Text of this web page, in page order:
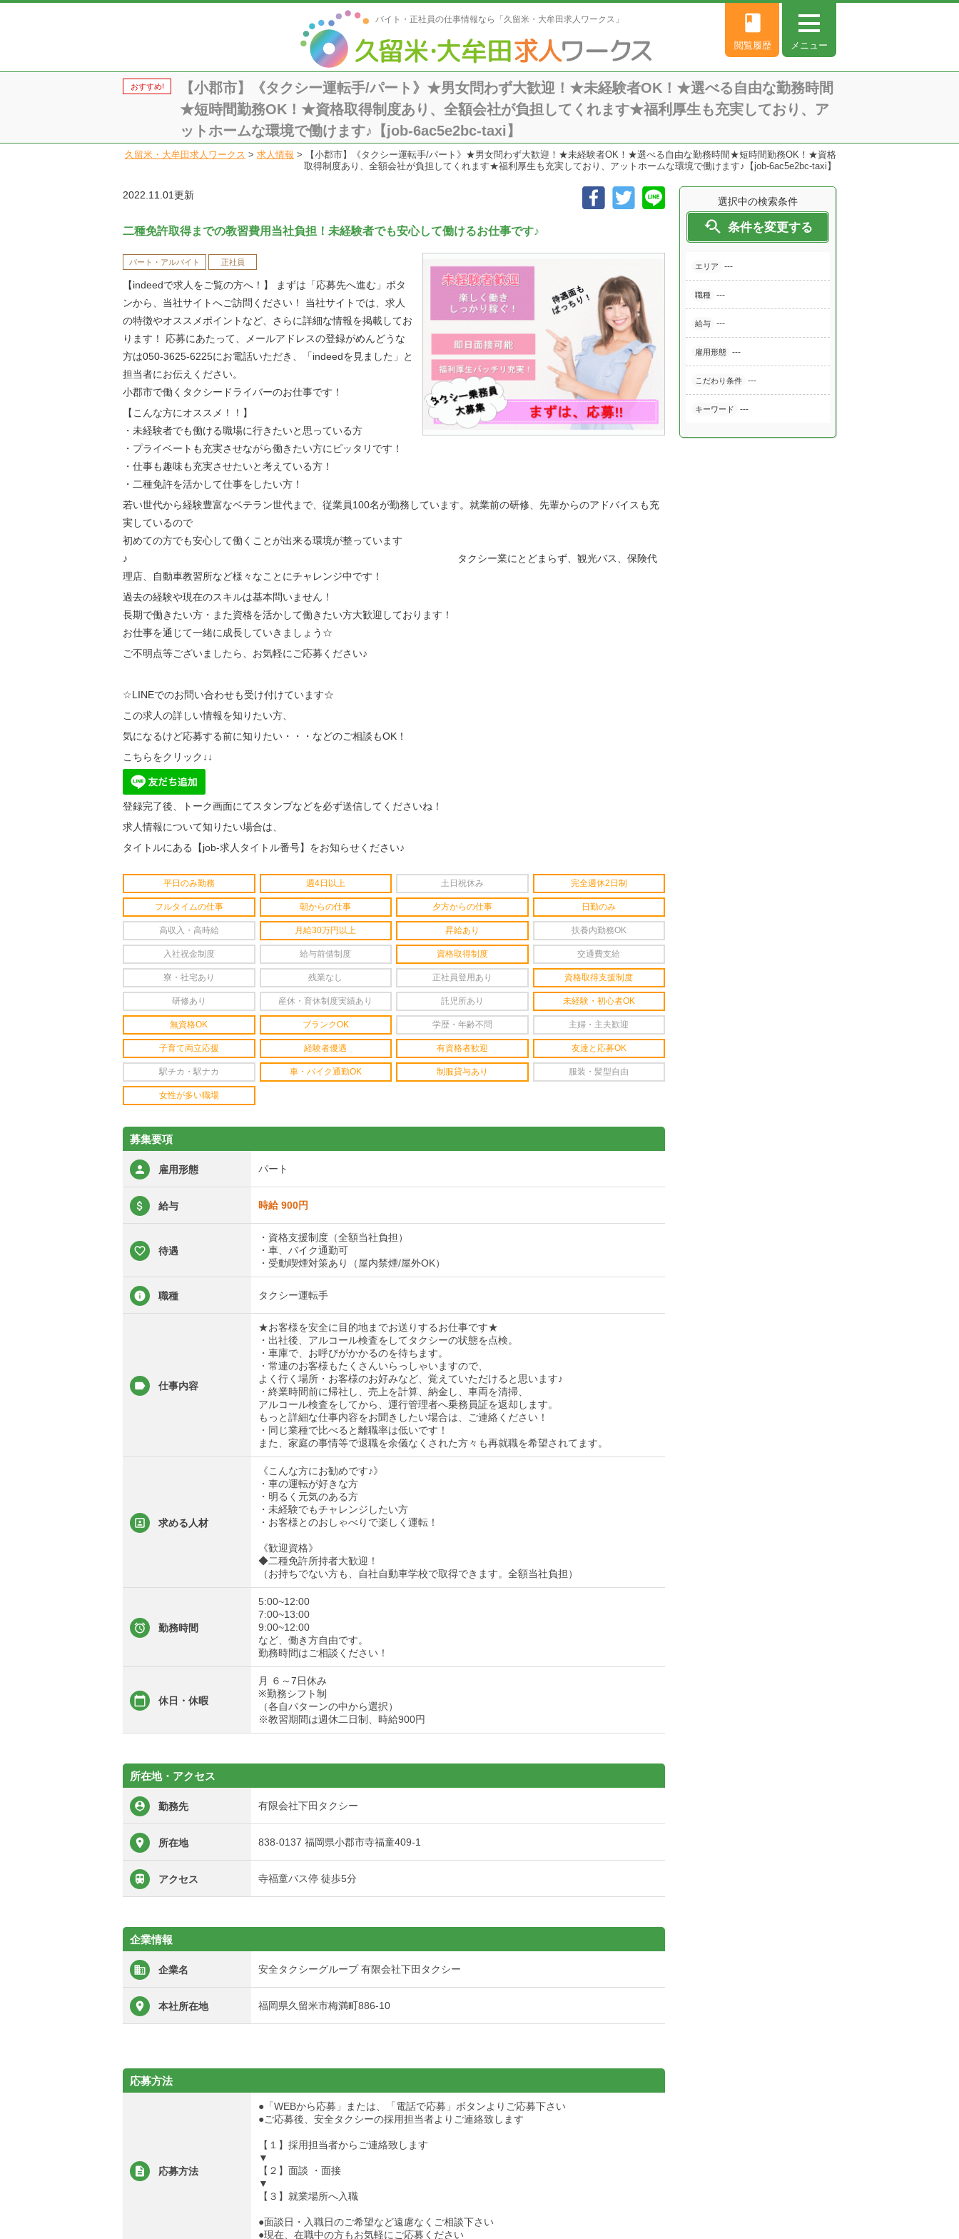
バイト・正社員の仕事情報なら「久留米・大牟田求人ワークス」
メニュー
book
閲覧履歴
おすすめ!
【小郡市】《タクシー運転手/パート》★男女問わず大歓迎！★未経験者OK！★選べる自由な勤務時間
★短時間勤務OK！★資格取得制度あり、全額会社が負担してくれます★福利厚生も充実しており、ア
ットホームな環境で働けます♪【job-6ac5e2bc-taxi】
久留米・大牟田求人ワークス > 求人情報 >
【小郡市】《タクシー運転手/パート》★男女問わず大歓迎！★未経験者OK！★選べる自由な勤務時間★短時間勤務OK！★資格
取得制度あり、全額会社が負担してくれます★福利厚生も充実しており、アットホームな環境で働けます♪【job-6ac5e2bc-taxi】
選択中の検索条件
 条件を変更する
エリア ---
職種 ---
給与 ---
雇用形態 ---
こだわり条件 ---
キーワード ---
2022.11.01更新
二種免許取得までの教習費用当社負担！未経験者でも安心して働けるお仕事です♪
パート・アルバイト 正社員
【indeedで求人をご覧の方へ！】 まずは「応募先へ進む」ボタ
ンから、当社サイトへご訪問ください！ 当社サイトでは、求人
の特徴やオススメポイントなど、さらに詳細な情報を掲載してお
ります！ 応募にあたって、メールアドレスの登録がめんどうな
方は050-3625-6225にお電話いただき、「indeedを見ました」と
担当者にお伝えください。
小郡市で働くタクシードライバーのお仕事です！
【こんな方にオススメ！！】
・未経験者でも働ける職場に行きたいと思っている方
・プライベートも充実させながら働きたい方にピッタリです！
・仕事も趣味も充実させたいと考えている方！
・二種免許を活かして仕事をしたい方！
若い世代から経験豊富なベテラン世代まで、従業員100名が勤務しています。就業前の研修、先輩からのアドバイスも充
実しているので
初めての方でも安心して働くことが出来る環境が整っています
♪ タクシー業にとどまらず、観光バス、保険代
理店、自動車教習所など様々なことにチャレンジ中です！
過去の経験や現在のスキルは基本問いません！
長期で働きたい方・また資格を活かして働きたい方大歓迎しております！
お仕事を通じて一緒に成長していきましょう☆
ご不明点等ございましたら、お気軽にご応募ください♪
☆LINEでのお問い合わせも受け付けています☆
この求人の詳しい情報を知りたい方、
気になるけど応募する前に知りたい・・・などのご相談もOK！
こちらをクリック↓↓
登録完了後、トーク画面にてスタンプなどを必ず送信してくださいね！
求人情報について知りたい場合は、
タイトルにある【job-求人タイトル番号】をお知らせください♪
平日のみ勤務 週4日以上 土日祝休み 完全週休2日制
フルタイムの仕事 朝からの仕事 夕方からの仕事 日勤のみ
高収入・高時給 月給30万円以上 昇給あり 扶養内勤務OK
入社祝金制度 給与前借制度 資格取得制度 交通費支給
寮・社宅あり 残業なし 正社員登用あり 資格取得支援制度
研修あり 産休・育休制度実績あり 託児所あり 未経験・初心者OK
無資格OK ブランクOK 学歴・年齢不問 主婦・主夫歓迎
子育て両立応援 経験者優遇 有資格者歓迎 友達と応募OK
駅チカ・駅ナカ 車・バイク通勤OK 制服貸与あり 服装・髪型自由
女性が多い職場
募集要項
雇用形態 パート
給与 時給 900円
待遇
・資格支援制度（全額当社負担）
・車、バイク通勤可
・受動喫煙対策あり（屋内禁煙/屋外OK）
職種 タクシー運転手
仕事内容
★お客様を安全に目的地までお送りするお仕事です★
・出社後、アルコール検査をしてタクシーの状態を点検。
・車庫で、お呼びがかかるのを待ちます。
・常連のお客様もたくさんいらっしゃいますので、
よく行く場所・お客様のお好みなど、覚えていただけると思います♪
・終業時間前に帰社し、売上を計算、納金し、車両を清掃、
アルコール検査をしてから、運行管理者へ乗務員証を返却します。
もっと詳細な仕事内容をお聞きしたい場合は、ご連絡ください！
・同じ業種で比べると離職率は低いです！
また、家庭の事情等で退職を余儀なくされた方々も再就職を希望されてます。
求める人材
《こんな方にお勧めです♪》
・車の運転が好きな方
・明るく元気のある方
・未経験でもチャレンジしたい方
・お客様とのおしゃべりで楽しく運転！
《歓迎資格》
◆二種免許所持者大歓迎！
（お持ちでない方も、自社自動車学校で取得できます。全額当社負担）
勤務時間
5:00~12:00
7:00~13:00
9:00~12:00
など、働き方自由です。
勤務時間はご相談ください！
休日・休暇
月 ６～7日休み
※勤務シフト制
（各自パターンの中から選択）
※教習期間は週休二日制、時給900円
所在地・アクセス
勤務先 有限会社下田タクシー
所在地 838-0137 福岡県小郡市寺福童409-1
アクセス 寺福童バス停 徒歩5分
企業情報
企業名 安全タクシーグループ 有限会社下田タクシー
本社所在地 福岡県久留米市梅満町886-10
応募方法
応募方法
●「WEBから応募」または、「電話で応募」ボタンよりご応募下さい
●ご応募後、安全タクシーの採用担当者よりご連絡致します
【１】採用担当者からご連絡致します
▼
【２】面談 ・面接
▼
【３】就業場所へ入職
●面談日・入職日のご希望など遠慮なくご相談下さい
●現在、在職中の方もお気軽にご応募ください